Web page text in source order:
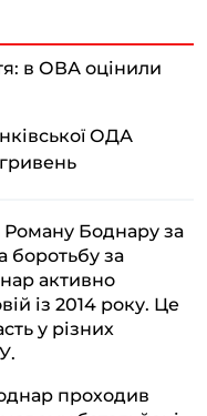
в ОВА оцінили
ОДА
Боднару за
боротьбу за
активно
із 2014 року. Це
у різних
проходив